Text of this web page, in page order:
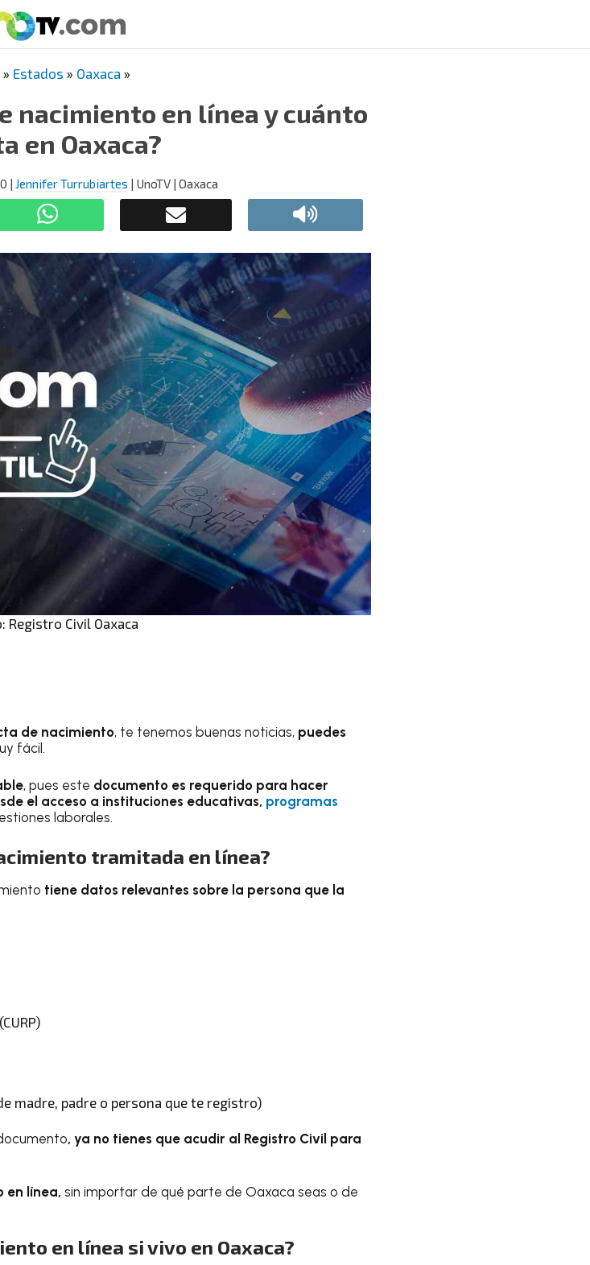
» Estados » Oaxaca »
nacimiento en línea y cuánto
en Oaxaca?
| Jennifer Turrubiartes | UnoTV | Oaxaca
Registro Civil Oaxaca
de nacimiento, te tenemos buenas noticias, puedes
fácil.
, pues este documento es requerido para hacer
el acceso a instituciones educativas, programas
laborales.
tramitada en línea?
tiene datos relevantes sobre la persona que la
madre, padre o persona que te registro)
, ya no tienes que acudir al Registro Civil para
en línea, sin importar de qué parte de Oaxaca seas o de
en línea si vivo en Oaxaca?